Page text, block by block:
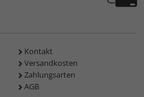
Kontakt
Versandkosten
Zahlungsarten
AGB